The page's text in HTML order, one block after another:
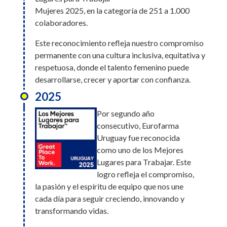
construcción de una cultura basada en la
confianza, el respeto y el bienestar. ¡Gracias a todos
por ser parte de este logro!
2026
Eurofarma Perú fue
reconocida en la edición
2026 de Great Place to
un ranking que evalúa las
prácticas organizacionales
orientadas al desarrollo, bienestar y
valorización de personas de todas las edades.
Obtuvo posiciones destacadas en diferentes
categorías:
1.er lugar en la Categoría Oro, 5.º lugar en la
Categoría Talento Senior y 13.º lugar en la
Mujeres 2025, en la categoría de 251 a 1.000
colaboradores.
Este reconocimiento refleja nuestro compromiso
permanente con una cultura inclusiva, equitativa y
respetuosa, donde el talento femenino puede
desarrollarse, crecer y aportar con confianza.
2025
Por segundo año
consecutivo, Eurofarma
Uruguay fue reconocida
como uno de los Mejores
Lugares para Trabajar. Este
logro refleja el compromiso,
la pasión y el espíritu de equipo que nos une
cada día para seguir creciendo, innovando y
transformando vidas.